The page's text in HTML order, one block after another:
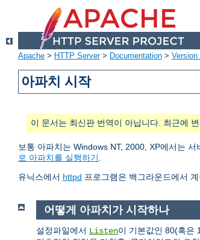
Apache > HTTP Server> Documentation > Version
아파치 시작
이 문서는 최신판 번역이 아닙니다. 최근에
보통 아파치는 Windows NT, 2000, XP에서는
로 아파치를 실행하기.
유닉스에서 httpd 프로그램은 백그라운드에서
어떻게 아파치가 시작하나
설정파일에서 Listen이 기본값인 80(혹은